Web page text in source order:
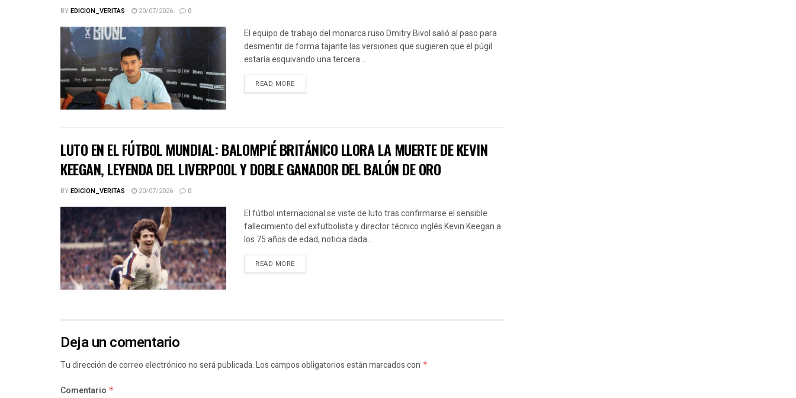
BYEDICION_VERITAS 20/07/2026 0
El equipo de trabajo del monarca ruso Dmitry Bivol salió al paso para
desmentir de forma tajante las versiones que sugieren que el púgil
estaría esquivando una tercera...
READ MORE
LUTO EN EL FÚTBOL MUNDIAL: BALOMPIÉ BRITÁNICO LLORA LA MUERTE DE KEVIN
KEEGAN, LEYENDA DEL LIVERPOOL Y DOBLE GANADOR DEL BALÓN DE ORO
BYEDICION_VERITAS 20/07/2026 0
El fútbol internacional se viste de luto tras confirmarse el sensible
fallecimiento del exfutbolista y director técnico inglés Kevin Keegan a
los 75 años de edad, noticia dada...
READ MORE
Deja un comentario
Tu dirección de correo electrónico no será publicada.Los campos obligatorios están marcados con *
Comentario *